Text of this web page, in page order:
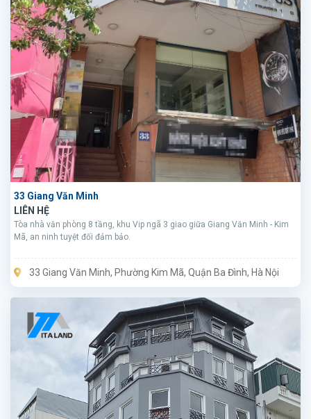
33 Giang Văn Minh
LIÊN HỆ
Tòa nhà văn phòng 8 tầng, khu Vip ngã 3 giao giữa Giang Văn Minh - Kim
Mã, an ninh tuyệt đối đảm bảo.
33 Giang Văn Minh, Phường Kim Mã, Quận Ba Đình, Hà Nội